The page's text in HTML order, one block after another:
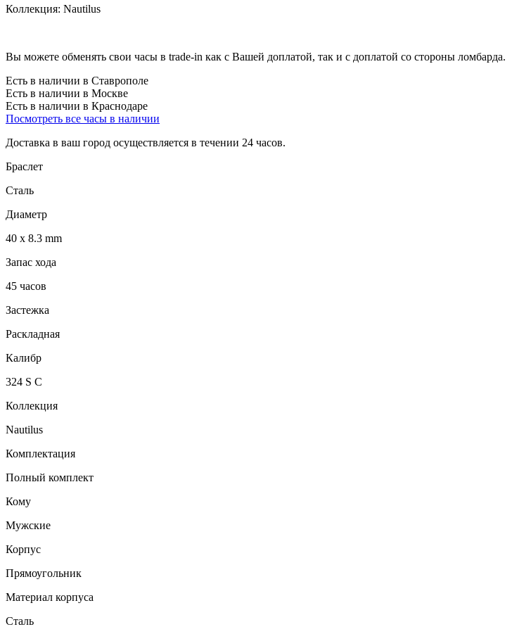
Коллекция: Nautilus
Вы можете обменять свои часы в trade-in как с Вашей доплатой, так и с доплатой со стороны ломбарда.
Есть в наличии в Ставрополе
Есть в наличии в Москве
Есть в наличии в Краснодаре
Посмотреть все часы в наличии
Доставка в ваш город осуществляется в течении 24 часов.
Браслет
Сталь
Диаметр
40 х 8.3 mm
Запас хода
45 часов
Застежка
Раскладная
Калибр
324 S C
Коллекция
Nautilus
Комплектация
Полный комплект
Кому
Мужские
Корпус
Прямоугольник
Материал корпуса
Сталь